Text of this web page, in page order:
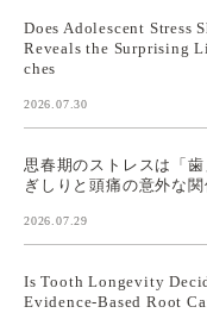
Does Adolescent Stress
Reveals the Surprising
ches
2026.07.30
思春期のストレスは「
ぎしりと頭痛の意外な関
2026.07.29
Is Tooth Longevity
Evidence-Based Root